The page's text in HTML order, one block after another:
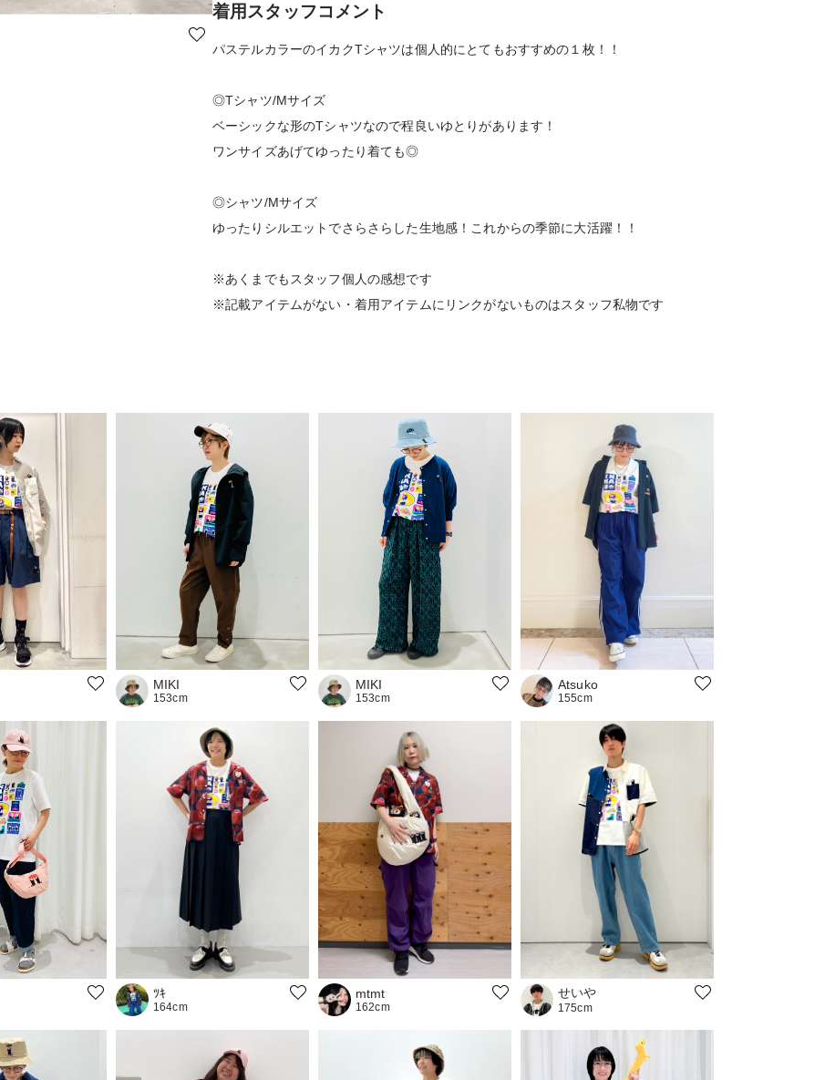
着用スタッフコメント
パステルカラーのイカクTシャツは個人的にとてもおすすめの１枚！！
◎Tシャツ/Mサイズ
ベーシックな形のTシャツなので程良いゆとりがあります！
ワンサイズあげてゆったり着ても◎
◎シャツ/Mサイズ
ゆったりシルエットでさらさらした生地感！これからの季節に大活躍！！
※あくまでもスタッフ個人の感想です
※記載アイテムがない・着用アイテムにリンクがないものはスタッフ私物です
MIKI
153cm
MIKI
153cm
Atsuko
155cm
ﾂｷ
164cm
mtmt
162cm
せいや
175cm